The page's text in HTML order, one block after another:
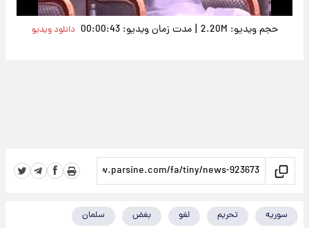
حجم ویدیو: 2.20M |مدت زمان ویدیو: 00:00:43 دانلود ویدیو
سوریه تحریم لغو بغض سلمان